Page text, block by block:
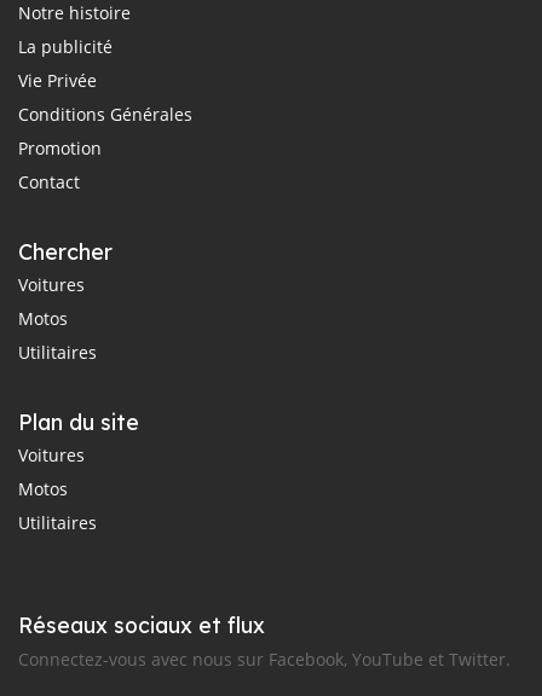
Notre histoire
La publicité
Vie Privée
Conditions Générales
Promotion
Contact
Chercher
Voitures
Motos
Utilitaires
Plan du site
Voitures
Motos
Utilitaires
Réseaux sociaux et flux
Connectez-vous avec nous sur Facebook, YouTube et Twitter.